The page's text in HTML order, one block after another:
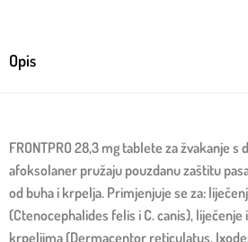
Opis
FRONTPRO 28,3 mg tablete za žvakanje
afoksolaner pružaju pouzdanu zaštitu
od buha i krpelja. Primjenjuje se za:
(Ctenocephalides felis i C. canis),
krpeljima (Dermacentor reticulatus,